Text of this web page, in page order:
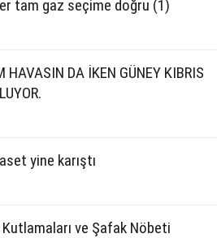
tam gaz seçime doğru (1)
HAVASIN DA İKEN GÜNEY KIBRIS
yine karıştı
ve Şafak Nöbeti